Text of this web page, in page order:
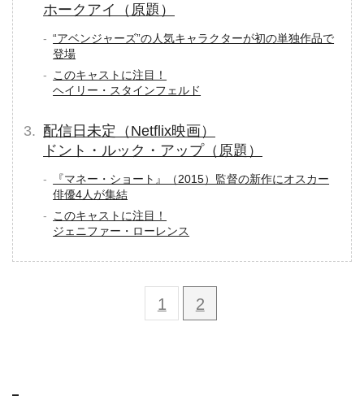
ホークアイ（原題）
“アベンジャーズ”の人気キャラクターが初の単独作品で
登場
このキャストに注目！
ヘイリー・スタインフェルド
配信日未定（Netflix映画）
ドント・ルック・アップ（原題）
『マネー・ショート』（2015）監督の新作にオスカー
俳優4人が集結
このキャストに注目！
ジェニファー・ローレンス
1 2